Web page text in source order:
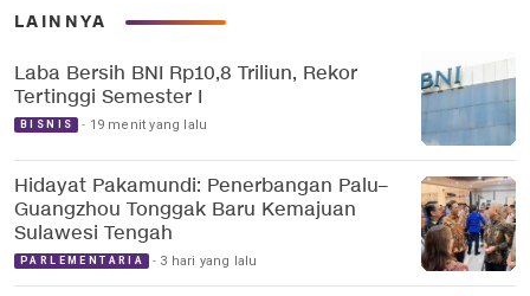
LAINNYA
Laba Bersih BNI Rp10,8 Triliun, Rekor
Tertinggi Semester I
BISNIS 19 menit yang lalu
Hidayat Pakamundi: Penerbangan Palu–
Guangzhou Tonggak Baru Kemajuan
Sulawesi Tengah
PARLEMENTARIA 3 hari yang lalu